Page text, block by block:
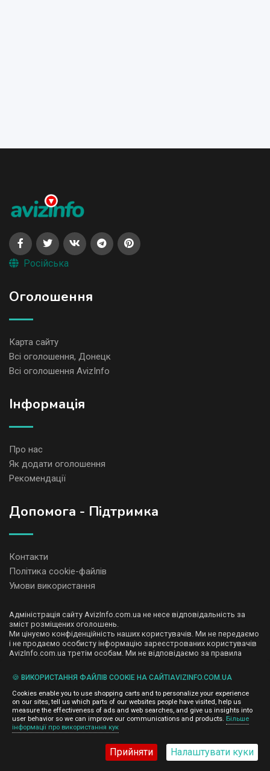
Російська
Оголошення
Карта сайту
Всі оголошення, Донецк
Всі оголошення AvizInfo
Iнформація
Про нас
Як додати оголошення
Рекомендації
Допомога - Підтримка
Контакти
Політика cookie-файлів
Умови використання
Адміністрація сайту AvizInfo.com.ua не несе відповідальність за
зміст розміщених оголошень.
Ми цінуємо конфіденційність наших користувачів. Ми не передаємо
і не продаємо особисту інформацію зареєстрованих користувачів
AvizInfo.com.ua третім особам. Ми не відповідаємо за правила
деяких сторінках нашого сайту представлена реклама Google
Adsense Advertising Network. Щоб дізнатися детальніше про
правила конфіденційності Googleнатисніть тут.
©2008-2026,AvizInfo.com.ua
🍪 ВИКОРИСТАННЯ ФАЙЛІВ COOKIE НА САЙТІAVIZINFO.COM.UA
Cookies enable you to use shopping carts and to personalize your experience
on our sites, tell us which parts of our websites people have visited, help us
measure the effectiveness of ads and web searches, and give us insights into
user behavior so we can improve our communications and products. Більше
інформації про використання кук
Прийняти Налаштувати куки